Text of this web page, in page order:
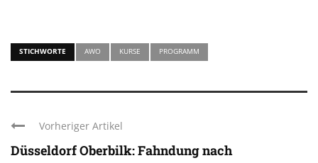
STICHWORTE AWO KURSE PROGRAMM
Vorheriger Artikel
Düsseldorf Oberbilk: Fahndung nach